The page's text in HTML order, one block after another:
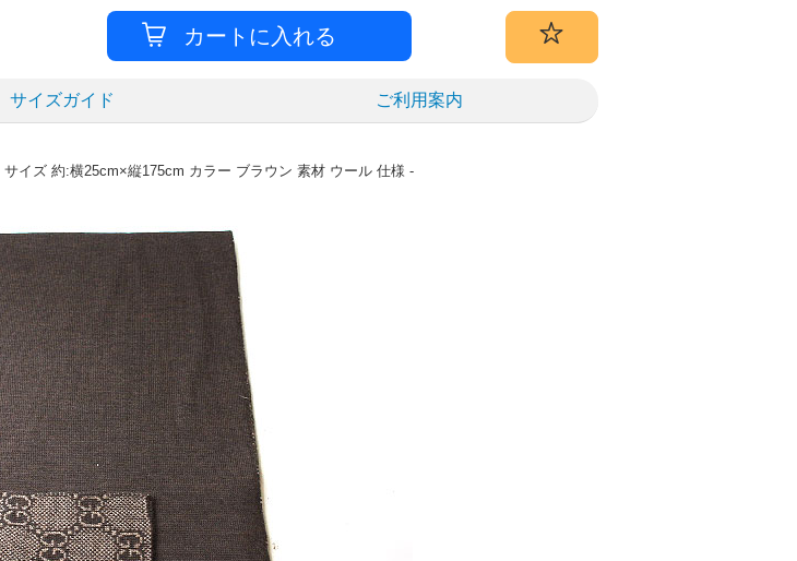
サイズガイド ご利用案内
サイズ 約:横25cm×縦175cm カラー ブラウン 素材 ウール 仕様 -